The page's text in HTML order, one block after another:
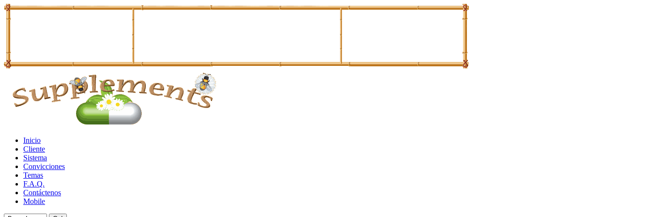
Inicio
Cliente
Sistema
Convicciones
Temas
F.A.Q.
Contáctenos
Mobile